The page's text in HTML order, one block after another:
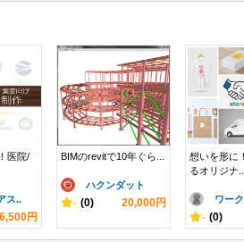
医院/
ス..
6,500円
BIMのrevitで10年ぐら...
ハクンダット
- (0) 20,000円
想いを形に
るオリジナ...
ワー
- (0)